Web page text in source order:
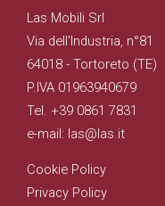
Las Mobili Srl
Via dell'Industria, n°81
64018 - Tortoreto (TE)
P.IVA 01963940679
Tel. +39 0861 7831
e-mail: las@las.it
Cookie Policy
Privacy Policy